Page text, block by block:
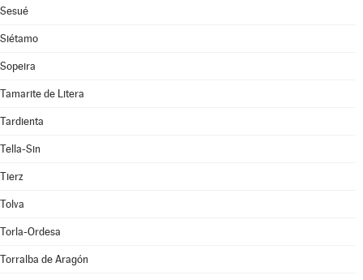
Sesué
Siétamo
Sopeira
Tamarite de Litera
Tardienta
Tella-Sin
Tierz
Tolva
Torla-Ordesa
Torralba de Aragón